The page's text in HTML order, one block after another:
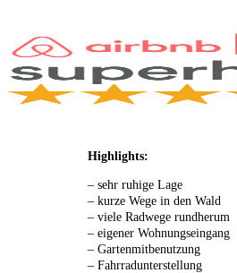
Highlights:
– sehr ruhige Lage
– kurze Wege in den Wald
– viele Radwege rundherum
– eigener Wohnungseingang
– Gartenmitbenutzung
– Fahrradunterstellung